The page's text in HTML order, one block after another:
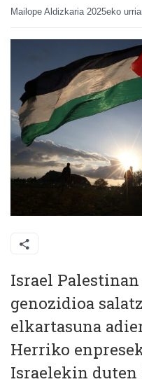
Mailope Aldizkaria 2025eko
Israel
genozidioa
elkartasuna
Herriko
Israelekin duten